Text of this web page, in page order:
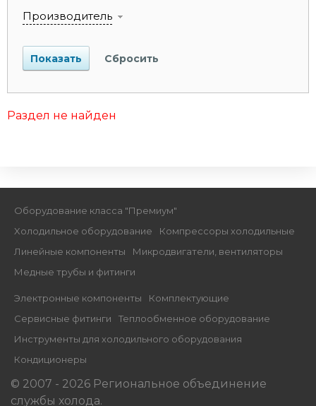
Производитель
Раздел не найден
Оборудование класса "Премиум"
Xолодильное оборудование
Компрессоры холодильные
Линейные компоненты
Микродвигатели, вентиляторы
Медные трубы и фитинги
Электронные компоненты
Комплектующие
Сервисные фитинги
Теплообменное оборудование
Инструменты для холодильного оборудования
Кондиционеры
© 2007 - 2026 Региональное объединение
службы холода.